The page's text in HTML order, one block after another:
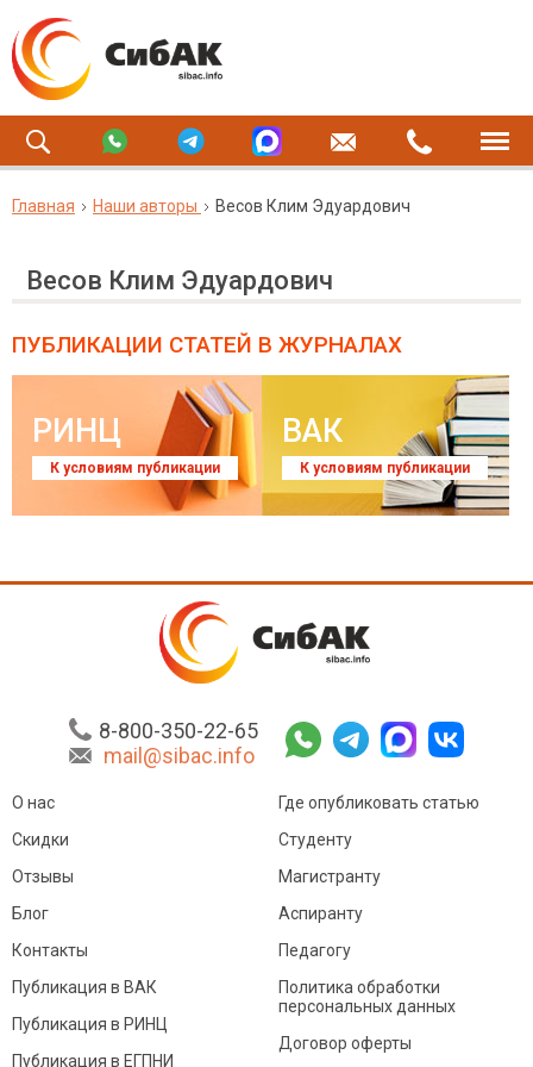
Главная Наши авторы Весов Клим Эдуардович
Весов Клим Эдуардович
ПУБЛИКАЦИИ СТАТЕЙ В ЖУРНАЛАХ
РИНЦ
К условиям публикации
ВАК
К условиям публикации
8-800-350-22-65
mail@sibac.info
О нас
Скидки
Отзывы
Блог
Контакты
Где опубликовать статью
Студенту
Магистранту
Аспиранту
Педагогу
Публикация в ВАК
Публикация в РИНЦ
Публикация в ЕГПНИ
Политика обработки
персональных данных
Договор оферты